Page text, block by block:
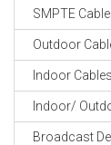
SMPTE
Outdoor
Indoor
Indoor/
Broadcast